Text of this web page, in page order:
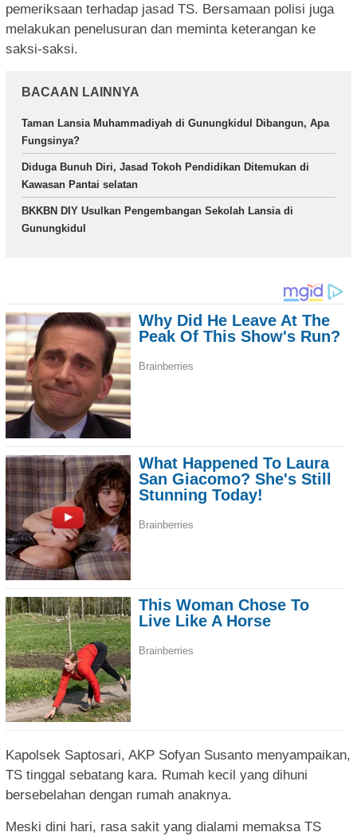
pemeriksaan terhadap jasad TS. Bersamaan polisi juga
melakukan penelusuran dan meminta keterangan ke
saksi-saksi.
BACAAN LAINNYA
Taman Lansia Muhammadiyah di Gunungkidul Dibangun, Apa
Fungsinya?
Diduga Bunuh Diri, Jasad Tokoh Pendidikan Ditemukan di
Kawasan Pantai selatan
BKKBN DIY Usulkan Pengembangan Sekolah Lansia di
Gunungkidul
Kapolsek Saptosari, AKP Sofyan Susanto menyampaikan,
TS tinggal sebatang kara. Rumah kecil yang dihuni
bersebelahan dengan rumah anaknya.
Meski dini hari, rasa sakit yang dialami memaksa TS